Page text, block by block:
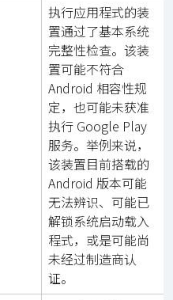
执行应用程式的装
置通过了基本系统
完整性检查。该装
置可能不符合
Android 相容性规
定，也可能未获准
执行 Google Play
服务。举例来说，
该装置目前搭载的
Android 版本可能
无法辨识、可能已
解锁系统启动载入
程式，或是可能尚
未经过制造商认
证。